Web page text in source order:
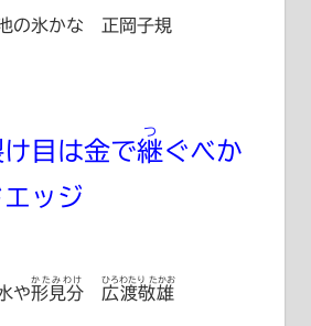
の氷かな 正岡子規
け目は金で継
つ
ぐべか
ッジ
や形見分
かたみわけ
広渡敬雄
ひろわたり たかお